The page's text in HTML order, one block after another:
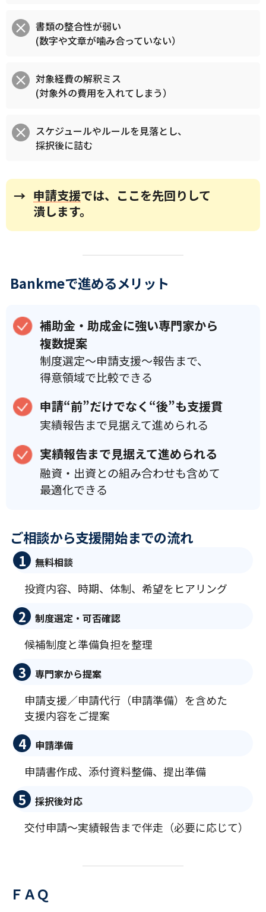
書類の整合性が弱い
(数字や文章が噛み合っていない）
対象経費の解釈ミス
(対象外の費用を入れてしまう）
スケジュールやルールを見落とし、
採択後に詰む
→ 申請支援では、ここを先回りして
潰します。
Bankmeで進めるメリット
補助金・助成金に強い専門家から
複数提案
制度選定〜申請支援〜報告まで、
得意領域で比較できる
申請“前”だけでなく“後”も支援貫
実績報告まで見据えて進められる
実績報告まで見据えて進められる
融資・出資との組み合わせも含めて
最適化できる
ご相談から支援開始までの流れ
1
無料相談
投資内容、時期、体制、希望をヒアリング
2 制度選定・可否確認
候補制度と準備負担を整理
3 専門家から提案
申請支援／申請代行（申請準備）を含めた
支援内容をご提案
4 申請準備
申請書作成、添付資料整備、提出準備
5 採択後対応
交付申請〜実績報告まで伴走（必要に応じて）
ＦＡＱ